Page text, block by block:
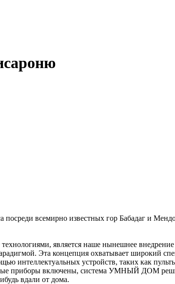
всемирно известных гор Бабадаг и
технологиями, является наше нынешнее
Эта концепция охватывает широкий
интеллектуальных устройств, таких как
приборы включены, система УМНЫЙ ДОМ
вдали от дома.